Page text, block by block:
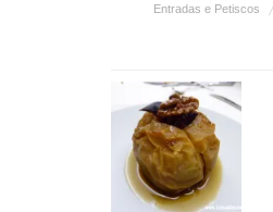
Entradas e Petiscos